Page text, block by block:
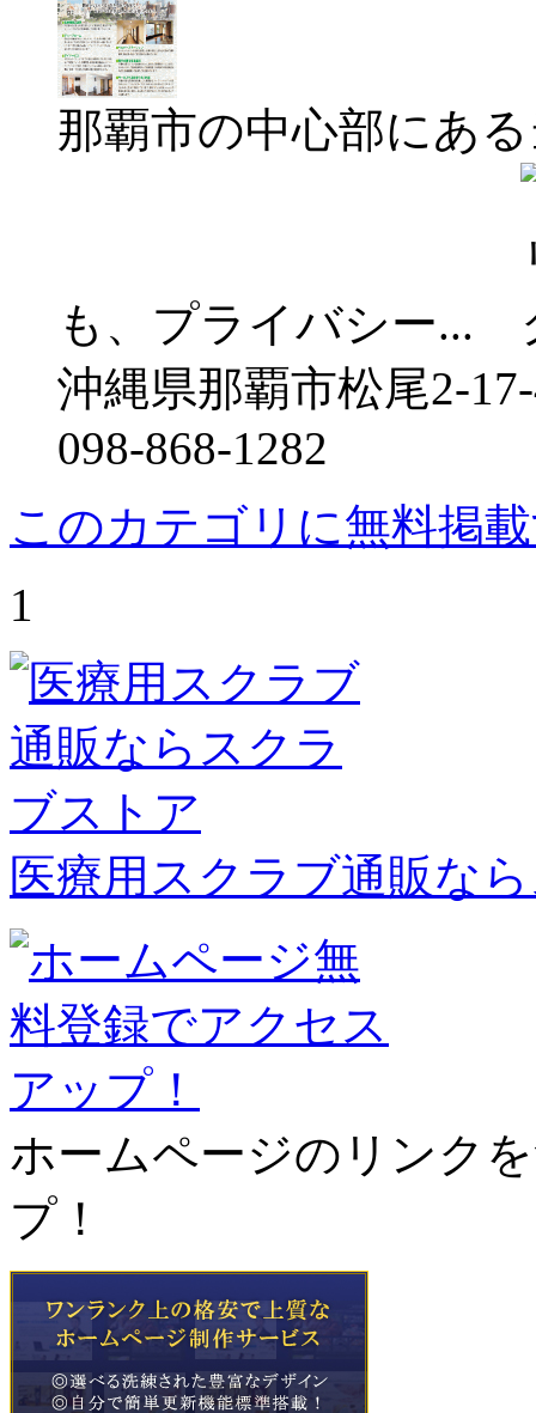
那覇市の中心部にあ
も、プライバシー...
沖縄県那覇市松尾2-
098-868-1282
このカテゴリに無料掲
1
医療用スクラブ通販な
ホームページのリンク
プ！